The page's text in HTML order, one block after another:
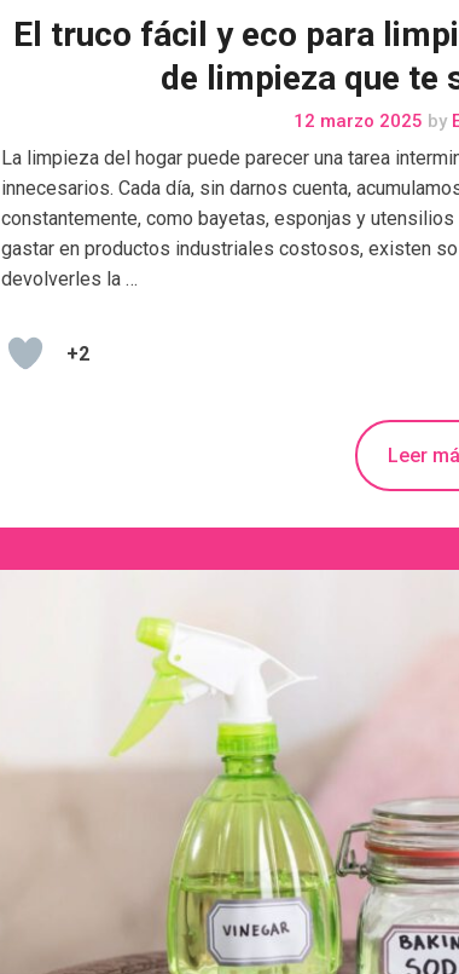
El truco fácil y eco para
de limpieza que te
12 marzo 2025 by
La limpieza del hogar puede parecer una tarea
innecesarios. Cada día, sin darnos cuenta,
constantemente, como bayetas, esponjas y
gastar en productos industriales costosos, existen
devolverles la …
+2
Leer